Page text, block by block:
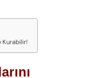
Kurabilir!